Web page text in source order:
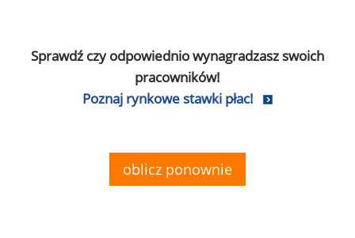
Sprawdź czy odpowiednio wynagradzasz swoich
pracowników!
Poznaj rynkowe stawki płac!
oblicz ponownie